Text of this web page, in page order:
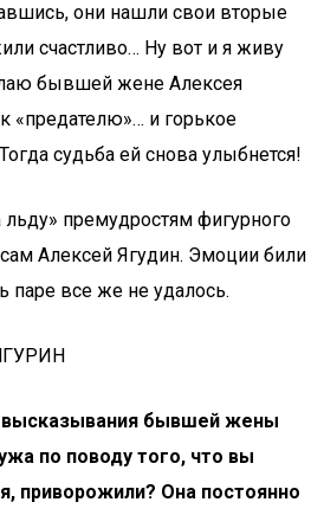
они нашли свои вторые
счастливо… Ну вот и я живу
бывшей жене Алексея
«предателю»… и горькое
судьба ей снова улыбнется!
премудростям фигурного
сам Алексей Ягудин. Эмоции били
паре все же не удалось.
высказывания бывшей жены
по поводу того, что вы
приворожили? Она постоянно